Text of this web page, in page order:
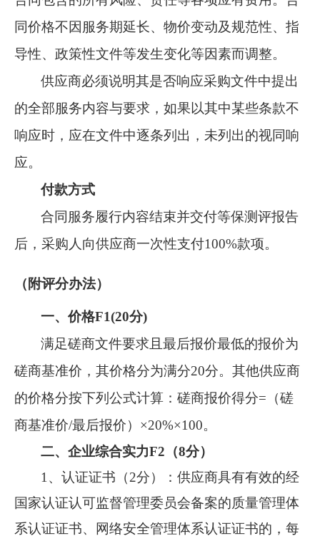
同价格不因服务期延长、物价变动及规范性、指
导性、政策性文件等发生变化等因素而调整。
供应商必须说明其是否响应采购文件中提出
的全部服务内容与要求，如果以其中某些条款不
响应时，应在文件中逐条列出，未列出的视同响
应。
付款方式
合同服务履行内容结束并交付等保测评报告
后，采购人向供应商一次性支付100%款项。
（附评分办法）
一、价格F1(20分)
满足磋商文件要求且 最后报价最低的报价为
磋商基准价，其价格分为满分20分。其他供应商
的价格分按下列公式计算： 磋商报价得分=（磋
商基准价/最后报价） ×20%×100。
二、企业综合实力F2 （8分）
1、 认证证书（2分）：供应商具有有效的经
国家认证认可监督管理委员会备案的质量管理体
系认证证书、网络安全管理体系认证证书的，每